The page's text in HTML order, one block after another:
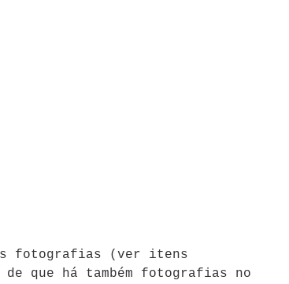
fotografias (ver itens
que há também fotografias no